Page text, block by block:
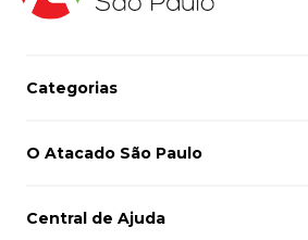
Categorias
O Atacado São Paulo
Central de Ajuda